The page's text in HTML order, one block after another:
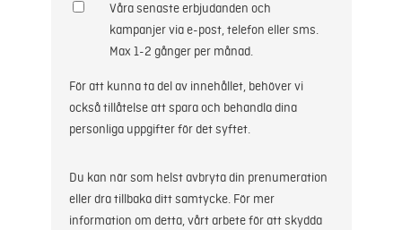
Våra senaste erbjudanden och
kampanjer via e-post, telefon eller sms.
Max 1-2 gånger per månad.
För att kunna ta del av innehållet, behöver vi
också tillåtelse att spara och behandla dina
personliga uppgifter för det syftet.
Du kan när som helst avbryta din prenumeration
eller dra tillbaka ditt samtycke. För mer
information om detta, vårt arbete för att skydda